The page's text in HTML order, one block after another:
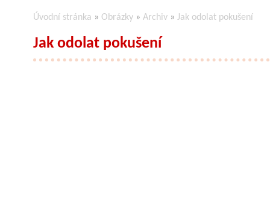
Úvodní stránka » Obrázky » Archiv » Jak odolat pokušení
Jak odolat pokušení